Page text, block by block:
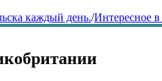
каждый день./Интересное